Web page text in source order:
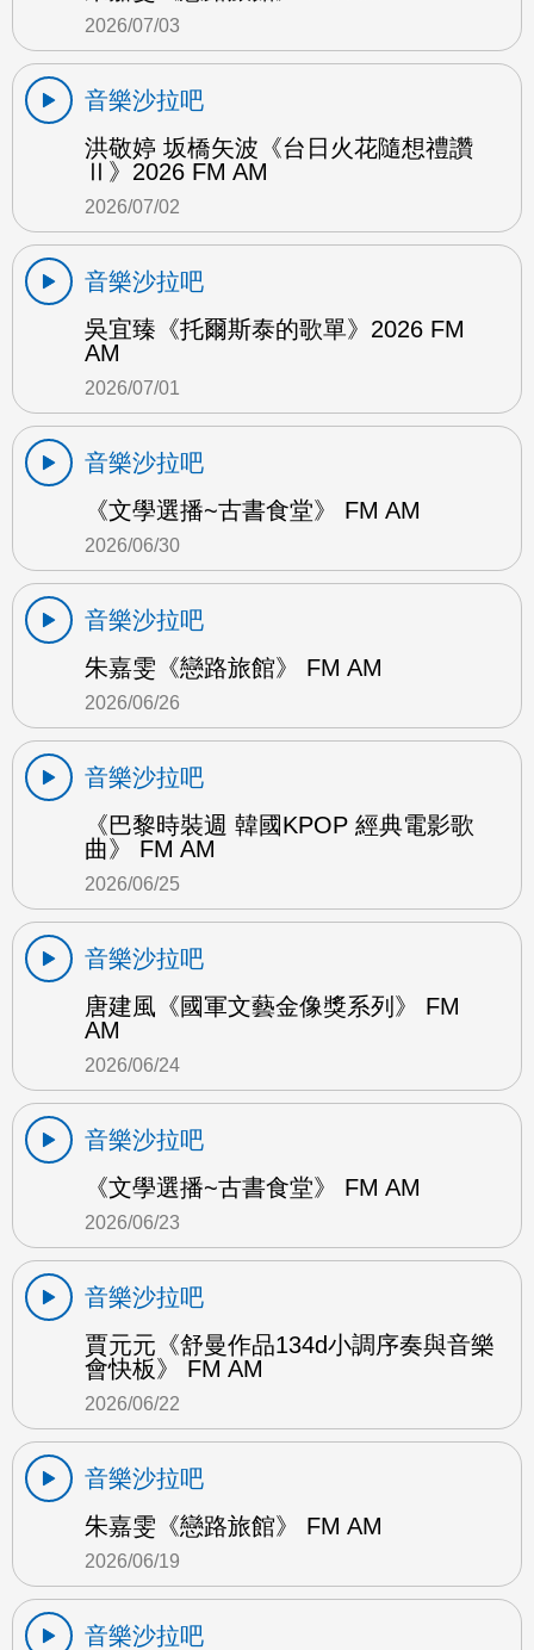
2026/07/03
音樂沙拉吧
洪敬婷 坂橋矢波《台日火花隨想禮讚
Ⅱ》2026 FM AM
2026/07/02
音樂沙拉吧
吳宜臻《托爾斯泰的歌單》2026 FM
AM
2026/07/01
音樂沙拉吧
《文學選播~古書食堂》 FM AM
2026/06/30
音樂沙拉吧
朱嘉雯《戀路旅館》 FM AM
2026/06/26
音樂沙拉吧
《巴黎時裝週 韓國KPOP 經典電影歌
曲》 FM AM
2026/06/25
音樂沙拉吧
唐建風《國軍文藝金像獎系列》 FM
AM
2026/06/24
音樂沙拉吧
《文學選播~古書食堂》 FM AM
2026/06/23
音樂沙拉吧
賈元元《舒曼作品134d小調序奏與音樂
會快板》 FM AM
2026/06/22
音樂沙拉吧
朱嘉雯《戀路旅館》 FM AM
2026/06/19
音樂沙拉吧